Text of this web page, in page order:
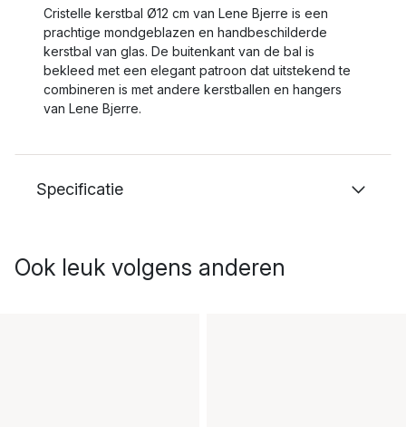
Cristelle kerstbal Ø12 cm van Lene Bjerre is een
prachtige mondgeblazen en handbeschilderde
kerstbal van glas. De buitenkant van de bal is
bekleed met een elegant patroon dat uitstekend te
combineren is met andere kerstballen en hangers
van Lene Bjerre.
Specificatie
Ook leuk volgens anderen